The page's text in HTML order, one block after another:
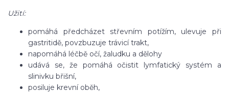
Užití:
pomáhá předcházet střevním potížím, ulevuje při
gastritidě, povzbuzuje trávicí trakt,
napomáhá léčbě očí, žaludku a dělohy
udává se, že pomáhá očistit lymfatický systém a
slinivku břišní,
posiluje krevní oběh,